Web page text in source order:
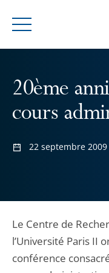
Menu
20ème
cours
22 septembre 2009
Le Centre de
l’Université Paris II
conférence